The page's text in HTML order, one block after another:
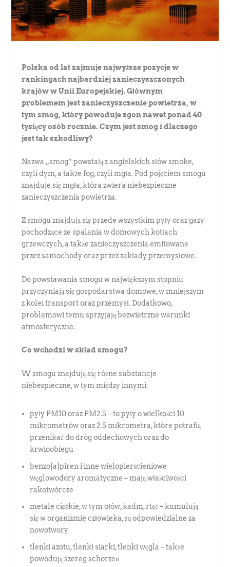
Polska od lat zajmuje najwyższe pozycje w
rankingach najbardziej zanieczyszczonych
krajów w Unii Europejskiej. Głównym
problemem jest zanieczyszczenie powietrza, w
tym smog, który powoduje zgon nawet ponad 40
tysięcy osób rocznie. Czym jest smog i dlaczego
jest tak szkodliwy?
Nazwa „smog” powstałą z angielskich słów smoke,
czyli dym, a także fog, czyli mgła. Pod pojęciem smogu
znajduje się mgła, która zwiera niebezpieczne
zanieczyszczenia powietrza.
Z smogu znajdują się przede wszystkim pyły oraz gazy
pochodzące ze spalania w domowych kotłach
grzewczych, a także zanieczyszczenia emitowane
przez samochody oraz przez zakłady przemysłowe.
Do powstawania smogu w największym stopniu
przyczyniają się gospodarstwa domowe, w mniejszym
z kolei transport oraz przemysł. Dodatkowo,
problemowi temu sprzyjają bezwietrzne warunki
atmosferyczne.
Co wchodzi w skład smogu?
W smogu znajdują się różne substancje
niebezpieczne, w tym między innymi:
pyły PM10 oraz PM2.5 – to pyły o wielkości 10
mikrometrów oraz 2.5 mikrometra, które potrafią
przenikać do dróg oddechowych oraz do
krwioobiegu
benzo[a]piren i inne wielopierścieniowe
węglowodory aromatyczne – mają właściwości
rakotwórcze
metale ciężkie, w tym ołów, kadm, rtęć – kumulują
się w organizmie człowieka, są odpowiedzialne za
nowotwory
tlenki azotu, tlenki siarki, tlenki węgla – także
powodują szereg schorzeń